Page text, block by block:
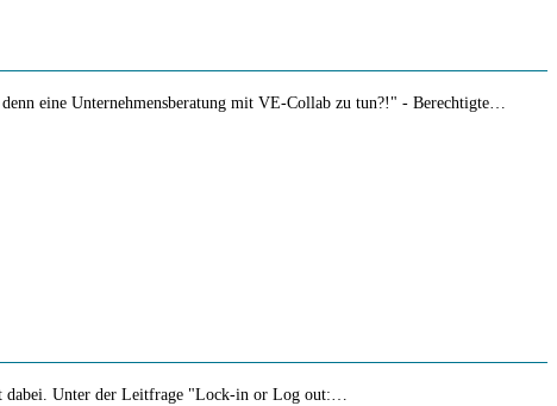
eine Unternehmensberatung mit VE-Collab zu tun?!" - Berechtigte…
dabei. Unter der Leitfrage "Lock-in or Log out:…